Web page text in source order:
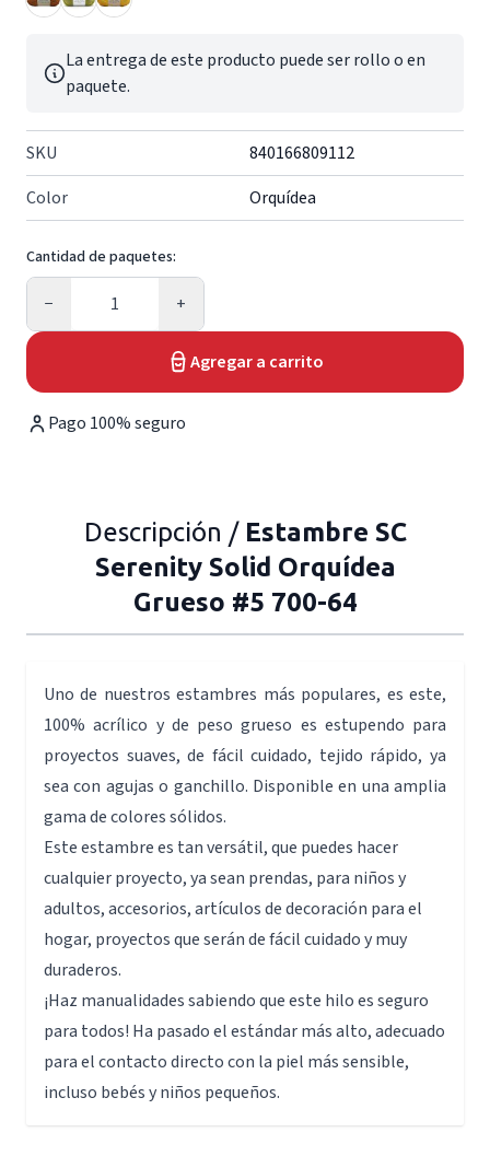
La entrega de este producto puede ser rollo o en
paquete.
SKU
840166809112
Color
Orquídea
Cantidad de paquetes:
−
Cantidad
+
Agregar a carrito
Pago 100% seguro
Descripción / Estambre SC
Serenity Solid Orquídea
Grueso #5 700-64
Uno de nuestros estambres más populares, es este,
100% acrílico y de peso grueso es estupendo para
proyectos suaves, de fácil cuidado, tejido rápido, ya
sea con agujas o ganchillo. Disponible en una amplia
gama de colores sólidos.
Este estambre es tan versátil, que puedes hacer
cualquier proyecto, ya sean prendas, para niños y
adultos, accesorios, artículos de decoración para el
hogar, proyectos que serán de fácil cuidado y muy
duraderos.
¡Haz manualidades sabiendo que este hilo es seguro
para todos! Ha pasado el estándar más alto, adecuado
para el contacto directo con la piel más sensible,
incluso bebés y niños pequeños.